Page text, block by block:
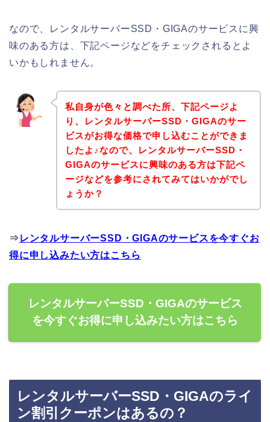
なので、レンタルサーバーSSD・GIGAのサービスに興
味のある方は、下記ページなどをチェックされるとよ
いかもしれません。
私自身が色々と調べた所、下記ページよ
り、レンタルサーバーSSD・GIGAのサー
ビスがお得な価格で申し込むことができま
したよ♪なので、レンタルサーバーSSD・
GIGAのサービスに興味のある方は下記ペ
ージなどを参考にされてみてはいかがでし
ょうか？
⇒ レンタルサーバーSSD・GIGAのサービスを今すぐお
得に申し込みたい方はこちら
レンタルサーバーSSD・GIGAのサービス
を今すぐお得に申し込みたい方はこちら
レンタルサーバーSSD・GIGAのライ
ン割引クーポンはあるの？